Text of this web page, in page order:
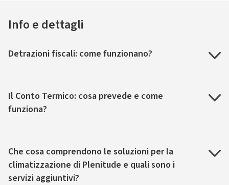
Info e dettagli
Detrazioni fiscali: come funzionano?
Il Conto Termico: cosa prevede e come
funziona?
Che cosa comprendono le soluzioni per la
climatizzazione di Plenitude e quali sono i
servizi aggiuntivi?